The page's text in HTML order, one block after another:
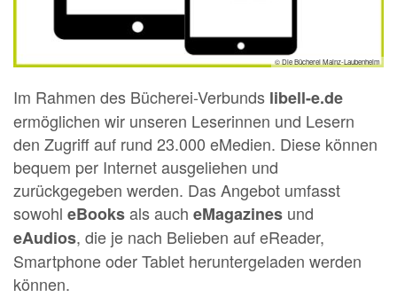
© Die Bücherei Mainz-Laubenheim
Im Rahmen des Bücherei-Verbunds libell-e.de
ermöglichen wir unseren Leserinnen und Lesern
den Zugriff auf rund 23.000 eMedien. Diese können
bequem per Internet ausgeliehen und
zurückgegeben werden. Das Angebot umfasst
sowohl eBooksals auch eMagazines und
eAudios, die je nach Belieben auf eReader,
Smartphone oder Tablet heruntergeladen werden
können.